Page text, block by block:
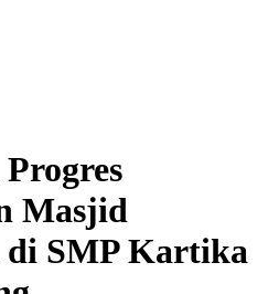
Masjid
SMP Kartika